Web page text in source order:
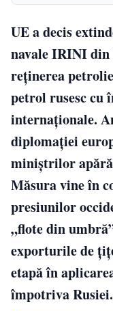
UE a decis
navale IRINI
reținerea
petrol rusesc cu
internaționale.
diplomației
miniștrilor
Măsura vine în
presiunilor
„flote din
exporturile de
etapă în
împotriva Rusiei.